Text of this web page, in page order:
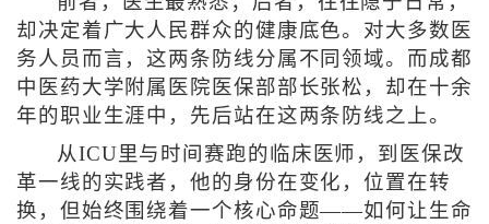
却决定着广大人民群众的健康底色。对大多数医
务人员而言，这两条防线分属不同领域。而成都
中医药大学附属医院医保部部长张松，却在十余
年的职业生涯中，先后站在这两条防线之上。
从ICU里与时间赛跑的临床医师，到医保改
革一线的实践者，他的身份在变化，位置在转
换，但始终围绕着一个核心命题——如何让生命